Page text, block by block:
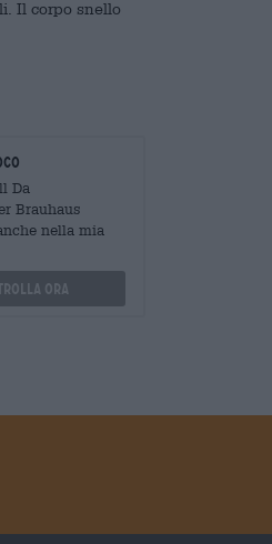
Il corpo snello
Da
Brauhaus
nella mia
ora